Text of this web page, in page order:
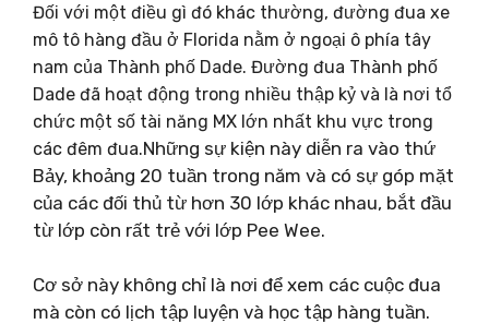
Đối với một điều gì đó khác thường, đường đua xe
mô tô hàng đầu ở Florida nằm ở ngoại ô phía tây
nam của Thành phố Dade. Đường đua Thành phố
Dade đã hoạt động trong nhiều thập kỷ và là nơi tổ
chức một số tài năng MX lớn nhất khu vực trong
các đêm đua.Những sự kiện này diễn ra vào thứ
Bảy, khoảng 20 tuần trong năm và có sự góp mặt
của các đối thủ từ hơn 30 lớp khác nhau, bắt đầu
từ lớp còn rất trẻ với lớp Pee Wee.
Cơ sở này không chỉ là nơi để xem các cuộc đua
mà còn có lịch tập luyện và học tập hàng tuần.